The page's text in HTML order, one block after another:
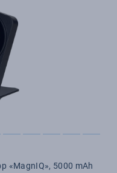
«MagnIQ», 5000 mAh